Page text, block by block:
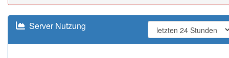
Server Nutzung